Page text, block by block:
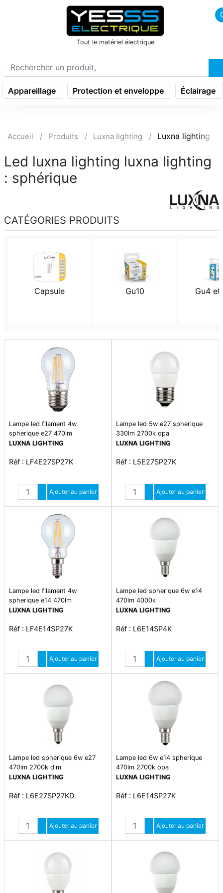
icon menu burger
Tout le matériel électrique
Appareillage Protection et enveloppe Éclairage
Accueil Produits Luxna lighting Luxna lighting
Led luxna lighting luxna lighting
: sphérique
CATÉGORIES PRODUITS
Capsule Gu10 Gu4
Lampe led filament 4w
spherique e27 470lm
LUXNA LIGHTING
Réf : LF4E27SP27K
Quantité
Augmenter quantité
Diminuer quantité
Ajouter au panier
Lampe led 5w e27 spherique
330lm 2700k opa
LUXNA LIGHTING
Réf : L5E27SP27K
Quantité
Augmenter quantité
Diminuer quantité
Ajouter au panier
Lampe led filament 4w
spherique e14 470lm
LUXNA LIGHTING
Réf : LF4E14SP27K
Quantité
Augmenter quantité
Diminuer quantité
Ajouter au panier
Lampe led spherique 6w e14
470lm 4000k
LUXNA LIGHTING
Réf : L6E14SP4K
Quantité
Augmenter quantité
Diminuer quantité
Ajouter au panier
Lampe led spherique 6w e27
470lm 2700k dim
LUXNA LIGHTING
Réf : L6E27SP27KD
Quantité
Augmenter quantité
Diminuer quantité
Ajouter au panier
Lampe led 6w e14 spherique
470lm 2700k opa
LUXNA LIGHTING
Réf : L6E14SP27K
Quantité
Augmenter quantité
Diminuer quantité
Ajouter au panier